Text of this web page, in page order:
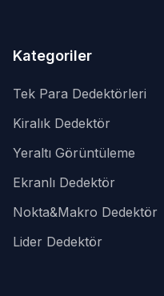
Kategoriler
Tek Para Dedektörleri
Kiralık Dedektör
Yeraltı Görüntüleme
Ekranlı Dedektör
Nokta&Makro Dedektör
Lider Dedektör